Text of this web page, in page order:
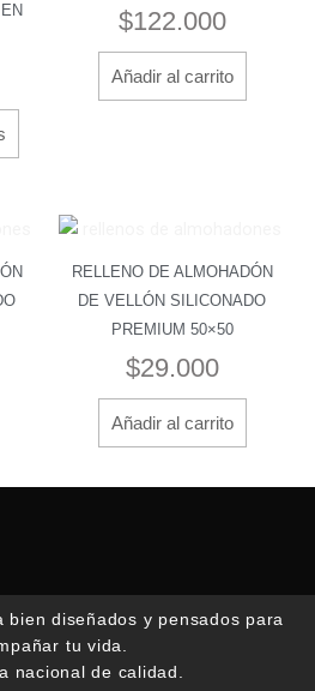
pueden
página
producto
$122.000
Añadir al carrito
RELLENO DE ALMOHADÓN
DE VELLÓN SILICONADO
PREMIUM 50×50
$29.000
Añadir al carrito
bien diseñados y pensados para
tu vida.
nacional de calidad.